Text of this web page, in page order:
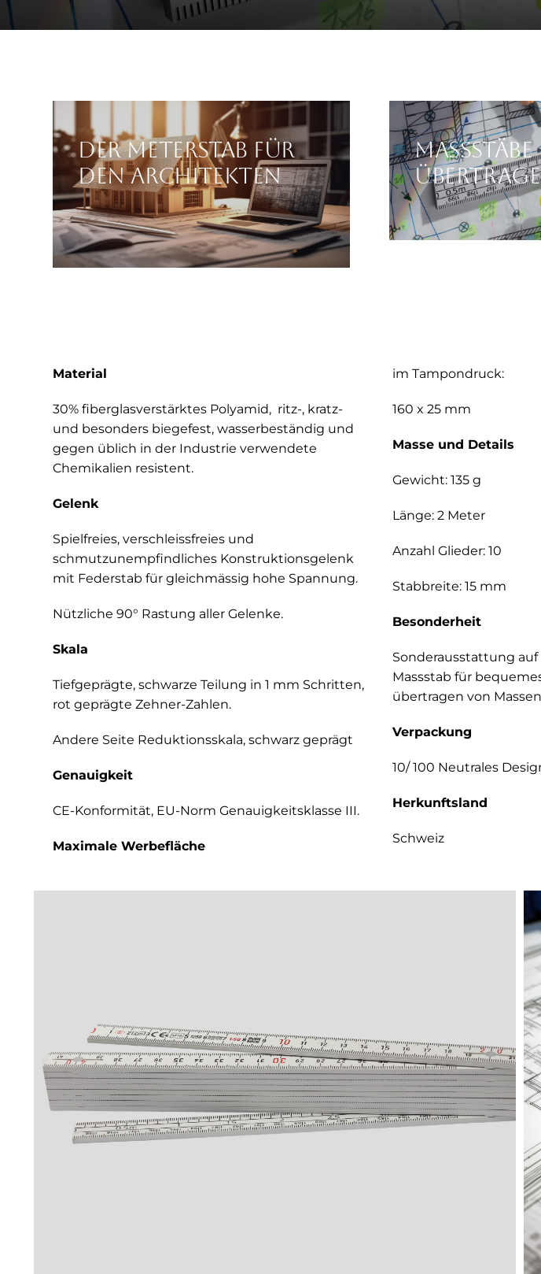
Der Meterstab für
den Architekten
Massstäbe
Material
30% fiberglasverstärktes Polyamid, ritz-, kratz-
und besonders biegefest, wasserbeständig und
gegen üblich in der Industrie verwendete
Chemikalien resistent.
Gelenk
Spielfreies, verschleissfreies und
schmutzunempfindliches Konstruktionsgelenk
mit Federstab für gleichmässig hohe Spannung.
Nützliche 90° Rastung aller Gelenke.
Skala
Tiefgeprägte, schwarze Teilung in 1 mm Schritten,
rot geprägte Zehner-Zahlen.
Andere Seite Reduktionsskala, schwarz geprägt
Genauigkeit
CE-Konformität, EU-Norm Genauigkeitsklasse III.
Maximale Werbefläche
im Tampondruck:
160 x 25 mm
Masse und Details
Gewicht: 135 g
Länge: 2 Meter
Anzahl Glieder: 10
Stabbreite: 15 mm
Besonderheit
Sonderausstattung auf
Massstab für
übertragen von
Verpackung
10/ 100 Neutrales
Herkunftsland
Schweiz